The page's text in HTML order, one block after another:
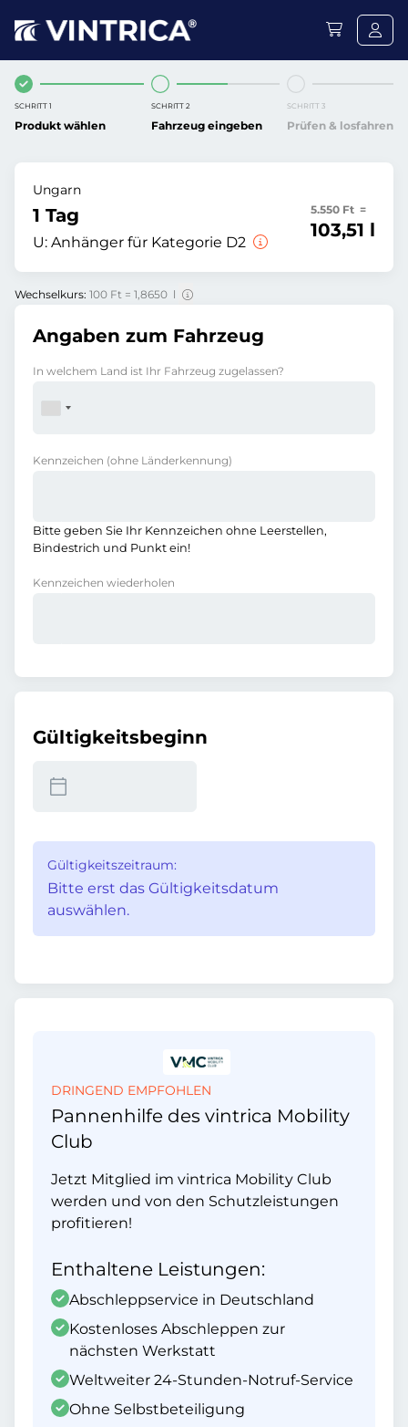
SCHRITT 1
Produkt wählen
SCHRITT 2
Fahrzeug eingeben
SCHRITT 3
Prüfen & losfahren
Ungarn
1 Tag
U: Anhänger für Kategorie D2
5.550 Ft =
103,51 l
Wechselkurs: 100 Ft = 1,8650 l
Angaben zum Fahrzeug
In welchem Land ist Ihr Fahrzeug zugelassen?
Kennzeichen (ohne Länderkennung)
Bitte geben Sie Ihr Kennzeichen ohne Leerstellen,
Bindestrich und Punkt ein!
Kennzeichen wiederholen
Gültigkeitsbeginn
Gültigkeitszeitraum:
Bitte erst das Gültigkeitsdatum
auswählen.
DRINGEND EMPFOHLEN
Pannenhilfe des vintrica Mobility
Club
Jetzt Mitglied im vintrica Mobility Club
werden und von den Schutzleistungen
profitieren!
Enthaltene Leistungen:
Abschleppservice in Deutschland
Kostenloses Abschleppen zur
nächsten Werkstatt
Weltweiter 24-Stunden-Notruf-Service
Ohne Selbstbeteiligung